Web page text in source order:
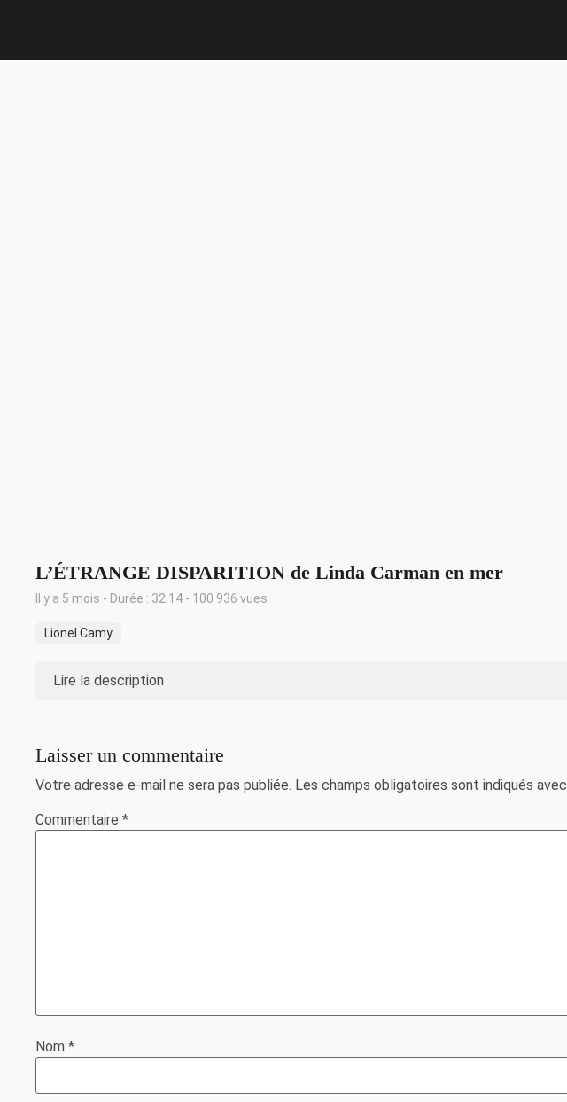
L’ÉTRANGE DISPARITION de Linda Carman en mer
Il y a 5 mois - Durée : 32:14 - 100 936 vues
Lionel Camy
Lire la description
Laisser un commentaire
Votre adresse e-mail ne sera pas publiée. Les champs obligatoires sont indiqués avec
Commentaire *
Nom *